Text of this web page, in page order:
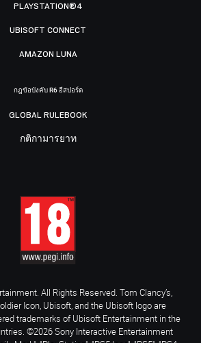
PLAYSTATION®4
UBISOFT CONNECT
AMAZON LUNA
กฎข้อบังคับ R6 อีสปอร์ต
GLOBAL RULEBOOK
กติกามารยาท
All Rights Reserved. Tom Clancy’s,
Icon, Ubisoft, and the Ubisoft logo are
trademarks of Ubisoft Entertainment in the
©2026 Sony Interactive Entertainment